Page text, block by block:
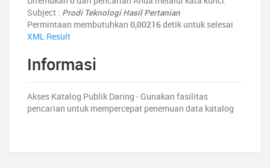
Subject : Prodi Teknologi Hasil Pertanian
Permintaan membutuhkan 0,00216detik untuk selesai
XML Result
Informasi
Akses Katalog Publik Daring - Gunakan fasilitas
pencarian untuk mempercepat penemuan data katalog